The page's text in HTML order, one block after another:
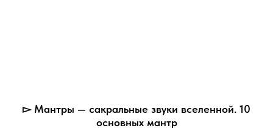
▻ Мантры — сакральные звуки вселенной. 10
основных мантр